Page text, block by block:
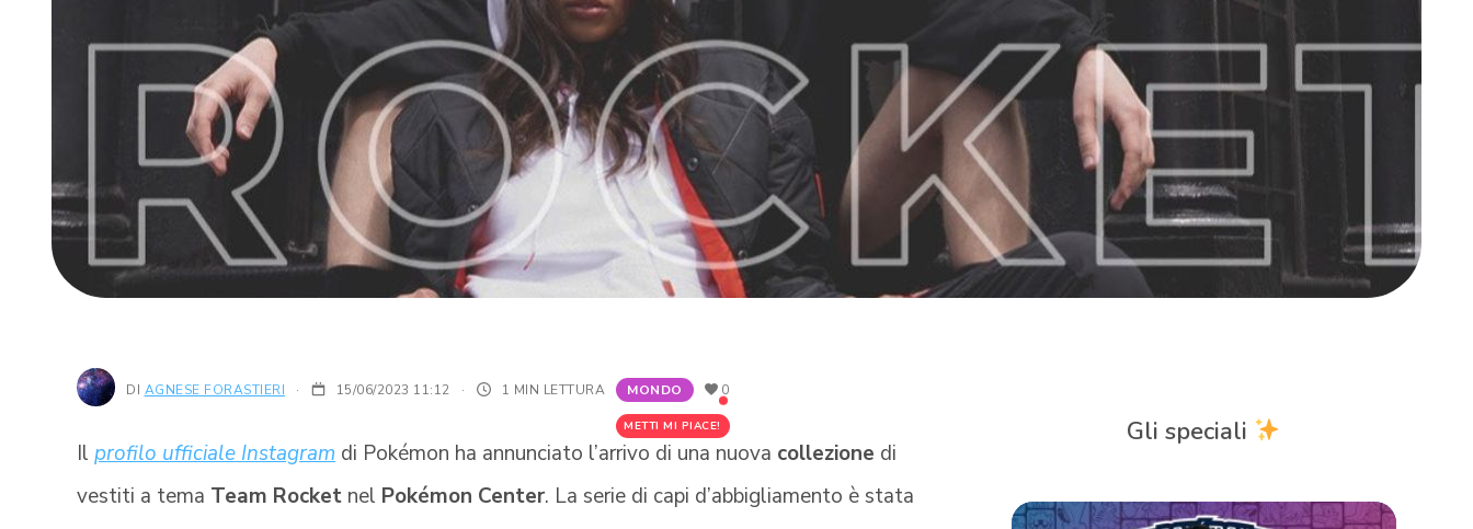
DI AGNESE FORASTIERI 15/06/2023 11:12 · 1 MIN LETTURA MONDO
METTI MI PIACE!
0
Il profilo ufficiale Instagram di Pokémon ha annunciato l’arrivo di una nuova collezione di
vestiti a tema Team Rocket nel Pokémon Center. La serie di capi d’abbigliamento è stata
Gli speciali